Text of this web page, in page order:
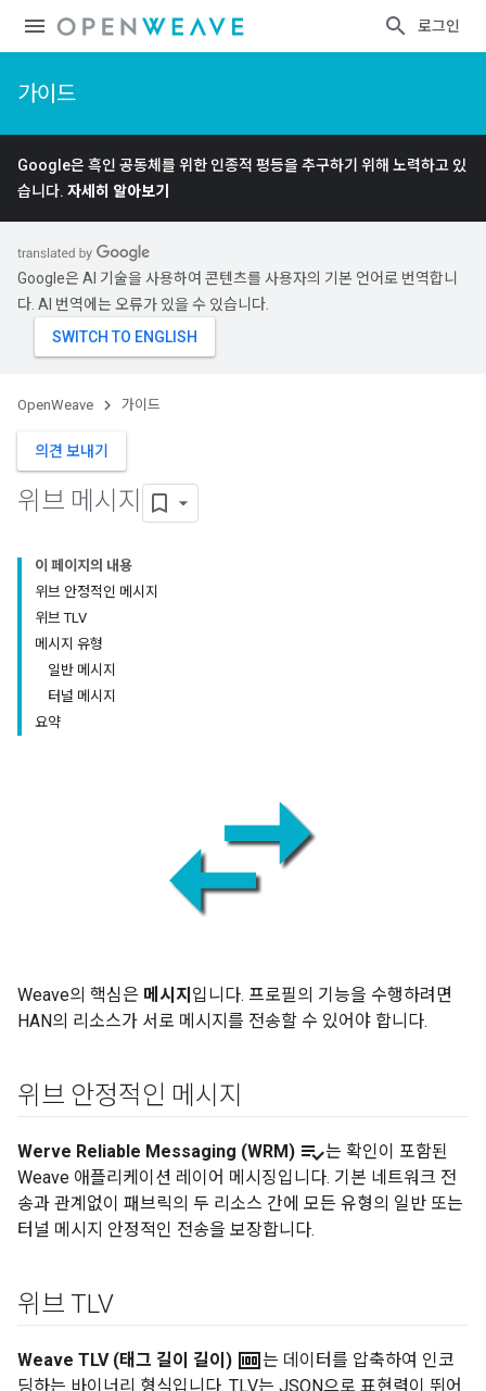
로그인
가이드
Google은 흑인 공동체를 위한 인종적 평등을 추구하기 위해 노력하고 있
습니다. 자세히 알아보기
Google은 AI 기술을 사용하여 콘텐츠를 사용자의 기본 언어로 번역합니
다. AI 번역에는 오류가 있을 수 있습니다.
OpenWeave 가이드
의견 보내기
위브 메시지
이 페이지의 내용
위브 안정적인 메시지
위브 TLV
메시지 유형
일반 메시지
터널 메시지
요약
Weave의 핵심은 메시지 입니다. 프로필의 기능을 수행하려면
HAN의 리소스가 서로 메시지를 전송할 수 있어야 합니다.
위브 안정적인 메시지
Werve Reliable Messaging (WRM) playlist_add_check는 확인이 포함된
Weave 애플리케이션 레이어 메시징입니다. 기본 네트워크 전
송과 관계없이 패브릭의 두 리소스 간에 모든 유형의 일반 또는
터널 메시지 안정적인 전송을 보장합니다.
위브 TLV
Weave TLV (태그 길이 길이) money는 데이터를 압축하여 인코
딩하는 바이너리 형식입니다. TLV는 JSON으로 표현력이 뛰어